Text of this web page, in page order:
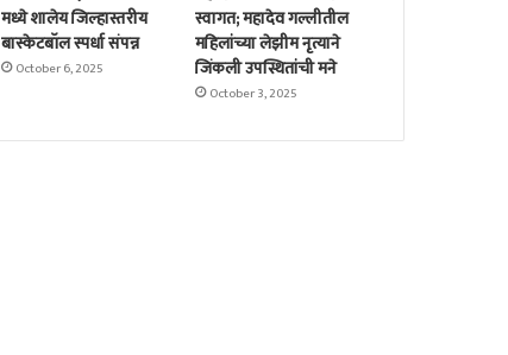
मध्ये शालेय जिल्हास्तरीय
बास्केटबॉल स्पर्धा संपन्न
October 6, 2025
स्वागत; महादेव गल्लीतील
महिलांच्या लेझीम नृत्याने
जिंकली उपस्थितांची मने
October 3, 2025